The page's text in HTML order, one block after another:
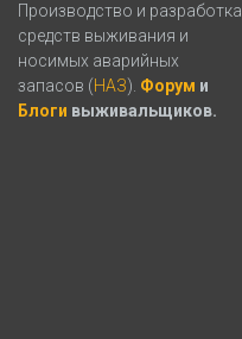
Производство и разработка
средств выживания и
носимых аварийных
запасов (НАЗ). Форум и
Блоги выживальщиков.